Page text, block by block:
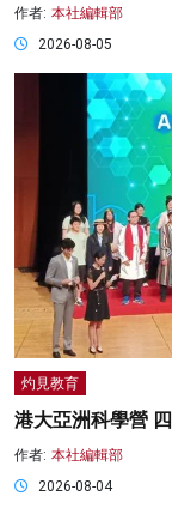
作者: 本社編輯部
2026-08-05
灼見教育
港大亞洲科學營
作者: 本社編輯部
2026-08-04